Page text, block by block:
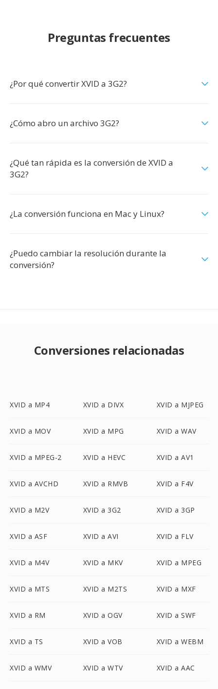
Preguntas frecuentes
¿Por qué convertir XVID a 3G2?
¿Cómo abro un archivo 3G2?
¿Qué tan rápida es la conversión de XVID a
3G2?
¿La conversión funciona en Mac y Linux?
¿Puedo cambiar la resolución durante la
conversión?
Conversiones relacionadas
XVID a MP4 XVID a DIVX XVID a MJPEG
XVID a MOV XVID a MPG XVID a WAV
XVID a MPEG-2 XVID a HEVC XVID a AV1
XVID a AVCHD XVID a RMVB XVID a F4V
XVID a M2V XVID a 3G2 XVID a 3GP
XVID a ASF XVID a AVI XVID a FLV
XVID a M4V XVID a MKV XVID a MPEG
XVID a MTS XVID a M2TS XVID a MXF
XVID a RM XVID a OGV XVID a SWF
XVID a TS XVID a VOB XVID a WEBM
XVID a WMV XVID a WTV XVID a AAC